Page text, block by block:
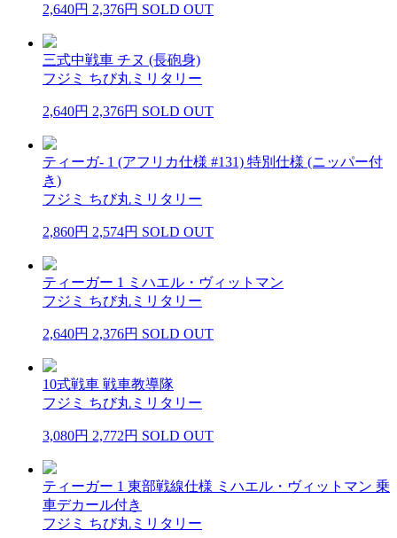
2,640円 2,376円 SOLD OUT
三式中戦車 チヌ (長砲身)
フジミ ちび丸ミリタリー
2,640円 2,376円 SOLD OUT
ティーガ- 1 (アフリカ仕様 #131) 特別仕様 (ニッパー付
き)
フジミ ちび丸ミリタリー
2,860円 2,574円 SOLD OUT
ティーガー 1 ミハエル・ヴィットマン
フジミ ちび丸ミリタリー
2,640円 2,376円 SOLD OUT
10式戦車 戦車教導隊
フジミ ちび丸ミリタリー
3,080円 2,772円 SOLD OUT
ティーガー 1 東部戦線仕様 ミハエル・ヴィットマン 乗
車デカール付き
フジミ ちび丸ミリタリー